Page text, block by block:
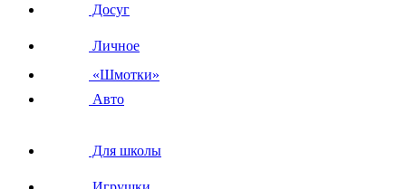
Досуг
Личное
«Шмотки»
Авто
Для школы